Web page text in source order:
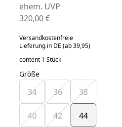
ehem. UVP
320,00 €
Versandkostenfreie
Lieferung in DE (ab 39,95)
content 1 Stück
Größe
34 36 38
40 42 44